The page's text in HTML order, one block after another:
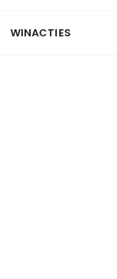
WINACTIES